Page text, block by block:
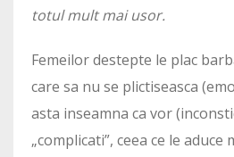
totul mult mai usor.
Femeilor destepte le plac
care sa nu se plictiseasca
asta inseamna ca vor
„complicati”, ceea ce le aduce